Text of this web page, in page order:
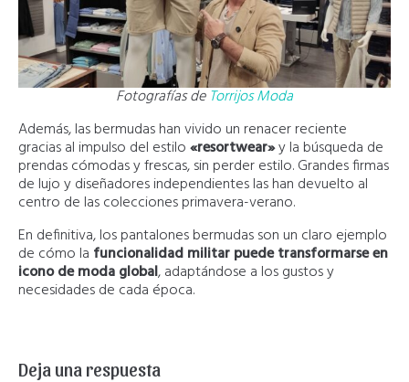
Fotografías deTorrijos Moda
Además, las bermudas han vivido un renacer reciente
gracias al impulso del estilo«resortwear»y la búsqueda de
prendas cómodas y frescas, sin perder estilo. Grandes firmas
de lujo y diseñadores independientes las han devuelto al
centro de las colecciones primavera-verano.
En definitiva, los pantalones bermudas son un claro ejemplo
de cómo la funcionalidad militar puede transformarse en
icono de moda global, adaptándose a los gustos y
necesidades de cada época.
Deja una respuesta